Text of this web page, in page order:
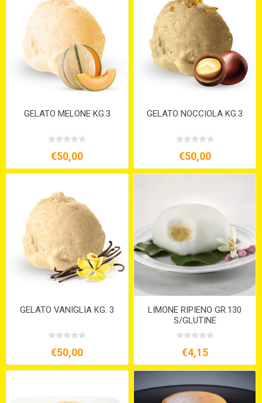
GELATO MELONE KG.3
€50,00
GELATO NOCCIOLA KG.3
€50,00
GELATO VANIGLIA KG. 3
€50,00
LIMONE RIPIENO GR.130
S/GLUTINE
€4,15